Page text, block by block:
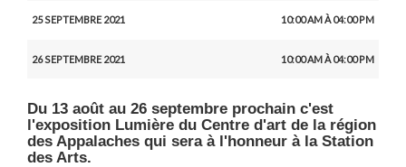
25 SEPTEMBRE 2021 10:00 AM À 04:00 PM
26 SEPTEMBRE 2021 10:00 AM À 04:00 PM
Du 13 août au 26 septembre prochain c'est
l'exposition Lumière du Centre d'art de la région
des Appalaches qui sera à l'honneur à la Station
des Arts.